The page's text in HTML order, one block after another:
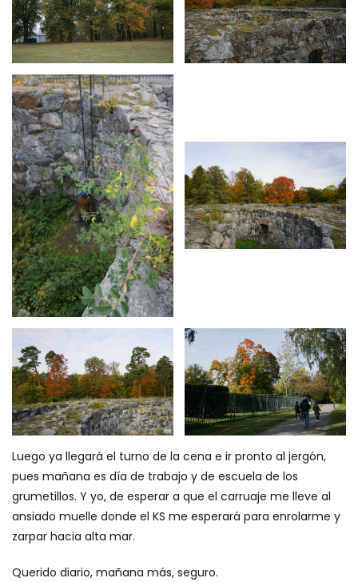
Luego ya llegará el turno de la cena e ir pronto al jergón,
pues mañana es día de trabajo y de escuela de los
grumetillos. Y yo, de esperar a que el carruaje me lleve al
ansiado muelle donde el KS me esperará para enrolarme y
zarpar hacia alta mar.
Querido diario, mañana más, seguro.